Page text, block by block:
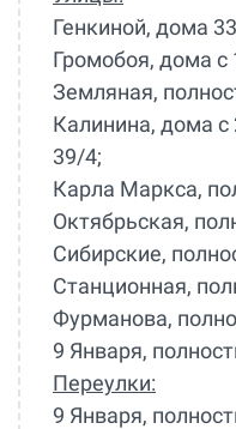
Генкиной, дома
Громобоя, дома с
Земляная,
Калинина, дома
39/4;
Карла Маркса,
Октябрьская,
Сибирские,
Станционная,
Фурманова,
9 Января,
Переулки:
9 Января,